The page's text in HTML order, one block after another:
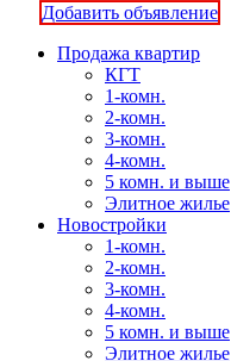
Добавить объявление
Продажа квартир
КГТ
1-комн.
2-комн.
3-комн.
4-комн.
5 комн. и выше
Элитное жилье
Новостройки
1-комн.
2-комн.
3-комн.
4-комн.
5 комн. и выше
Элитное жилье